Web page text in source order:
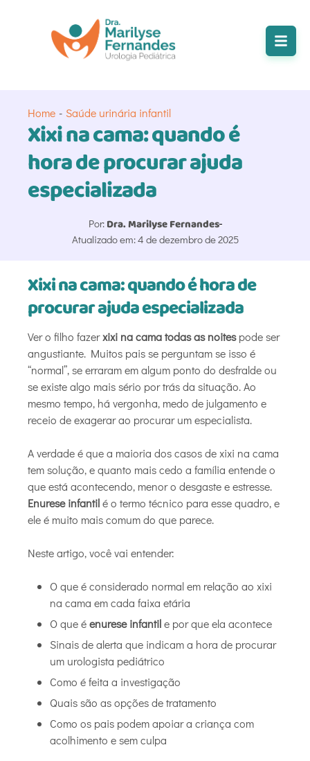
Home - Saúde urinária infantil
Xixi na cama: quando é
hora de procurar ajuda
especializada
Por:Dra. Marilyse Fernandes
Atualizado em: 4 de dezembro de 2025
Xixi na cama: quando é hora de
procurar ajuda especializada
Ver o filho fazerxixi na cama todas as noitespode ser
angustiante. Muitos pais se perguntam se isso é
“normal”, se erraram em algum ponto do desfralde ou
se existe algo mais sério por trás da situação. Ao
mesmo tempo, há vergonha, medo de julgamento e
receio de exagerar ao procurar um especialista.
A verdade é que a maioria dos casos de xixi na cama
tem solução, e quanto mais cedo a família entende o
que está acontecendo, menor o desgaste e estresse.
Enurese infantilé o termo técnico para esse quadro, e
ele é muito mais comum do que parece.
Neste artigo, você vai entender:
O que é considerado normal em relação ao xixi
na cama em cada faixa etária
O que éenurese infantile por que ela acontece
Sinais de alerta que indicam a hora de procurar
um urologista pediátrico
Como é feita a investigação
Quais são as opções de tratamento
Como os pais podem apoiar a criança com
acolhimento e sem culpa